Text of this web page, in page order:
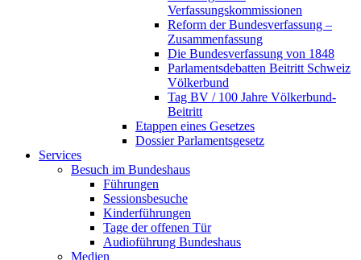
Verfassungskommissionen
Reform der Bundesverfassung –
Zusammenfassung
Die Bundesverfassung von 1848
Parlamentsdebatten Beitritt Schweiz
Völkerbund
Tag BV / 100 Jahre Völkerbund-
Beitritt
Etappen eines Gesetzes
Dossier Parlamentsgesetz
Services
Besuch im Bundeshaus
Führungen
Sessionsbesuche
Kinderführungen
Tage der offenen Tür
Audioführung Bundeshaus
Medien